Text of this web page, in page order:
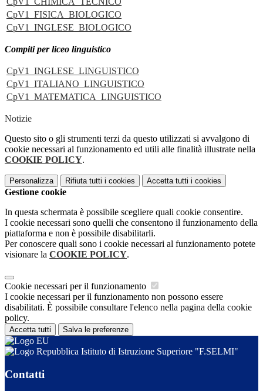
CpV1_FISICA_BIOLOGICO
CpV1_INGLESE_BIOLOGICO
Compiti per liceo linguistico
CpV1_INGLESE_LINGUISTICO
CpV1_ITALIANO_LINGUISTICO
CpV1_MATEMATICA_LINGUISTICO
Notizie
Questo sito o gli strumenti terzi da questo utilizzati si avvalgono di
cookie necessari al funzionamento ed utili alle finalità illustrate nella
COOKIE POLICY.
Personalizza Rifiuta tutti i cookies Accetta tutti i cookies
Gestione cookie
In questa schermata è possibile scegliere quali cookie consentire.
I cookie necessari sono quelli che consentono il funzionamento della
piattaforma e non è possibile disabilitarli.
Per conoscere quali sono i cookie necessari al funzionamento potete
visionare la COOKIE POLICY.
Cookie necessari per il funzionamento
I cookie necessari per il funzionamento non possono essere
disabilitati. È possibile consultare l'elenco nella pagina della cookie
policy.
Accetta tutti Salva le preferenze
Istituto di Istruzione Superiore "F.SELMI"
Contatti